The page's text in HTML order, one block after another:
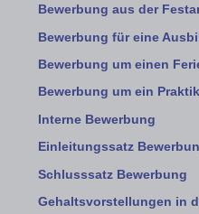
Bewerbung aus der
Bewerbung für eine
Bewerbung um einen
Bewerbung um ein
Interne Bewerbung
Einleitungssatz
Schlusssatz Bewerbung
Gehaltsvorstellungen in